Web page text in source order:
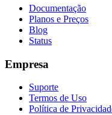
Documentação
Planos e Preços
Blog
Status
Empresa
Suporte
Termos de Uso
Política de